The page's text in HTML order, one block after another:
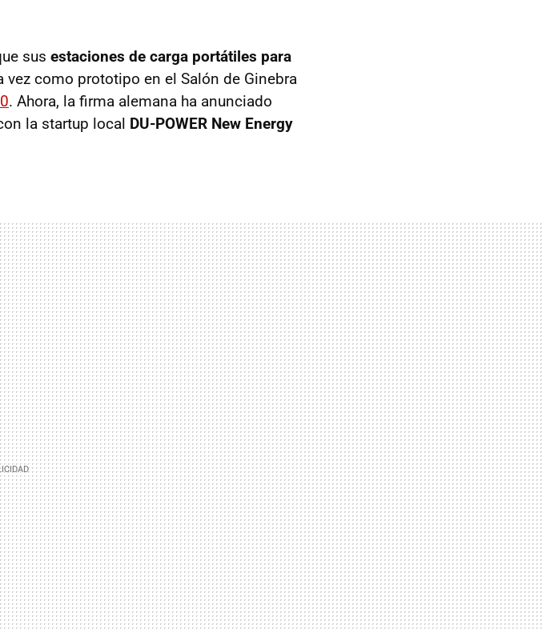
sus estaciones de carga portátiles para
vez como prototipo en el Salón de Ginebra
. Ahora, la firma alemana ha anunciado
la startup local DU-POWER New Energy